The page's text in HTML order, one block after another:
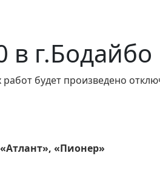
в г.Бодайбо
будет произведено
«Пионер»